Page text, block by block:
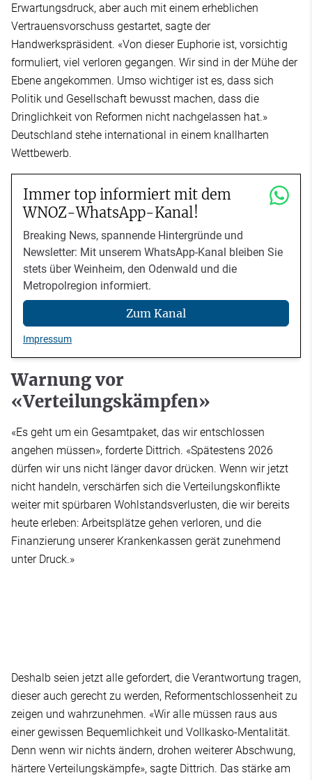
Erwartungsdruck, aber auch mit einem erheblichen
Vertrauensvorschuss gestartet, sagte der
Handwerkspräsident. «Von dieser Euphorie ist, vorsichtig
formuliert, viel verloren gegangen. Wir sind in der Mühe der
Ebene angekommen. Umso wichtiger ist es, dass sich
Politik und Gesellschaft bewusst machen, dass die
Dringlichkeit von Reformen nicht nachgelassen hat.»
Deutschland stehe international in einem knallharten
Wettbewerb.
Immer top informiert mit dem
WNOZ-WhatsApp-Kanal!
Breaking News, spannende Hintergründe und
Newsletter: Mit unserem WhatsApp-Kanal bleiben Sie
stets über Weinheim, den Odenwald und die
Metropolregion informiert.
Zum Kanal
Impressum
Warnung vor
«Verteilungskämpfen»
«Es geht um ein Gesamtpaket, das wir entschlossen
angehen müssen», forderte Dittrich. «Spätestens 2026
dürfen wir uns nicht länger davor drücken. Wenn wir jetzt
nicht handeln, verschärfen sich die Verteilungskonflikte
weiter mit spürbaren Wohlstandsverlusten, die wir bereits
heute erleben: Arbeitsplätze gehen verloren, und die
Finanzierung unserer Krankenkassen gerät zunehmend
unter Druck.»
Deshalb seien jetzt alle gefordert, die Verantwortung tragen,
dieser auch gerecht zu werden, Reformentschlossenheit zu
zeigen und wahrzunehmen. «Wir alle müssen raus aus
einer gewissen Bequemlichkeit und Vollkasko-Mentalität.
Denn wenn wir nichts ändern, drohen weiterer Abschwung,
härtere Verteilungskämpfe», sagte Dittrich. Das stärke am